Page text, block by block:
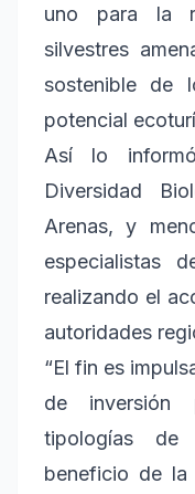
uno para la
silvestres
sostenible de
potencial
Así lo
Diversidad
Arenas, y
especialistas
realizando el
autoridades
“El fin es
de inversión
tipologías de
beneficio de la